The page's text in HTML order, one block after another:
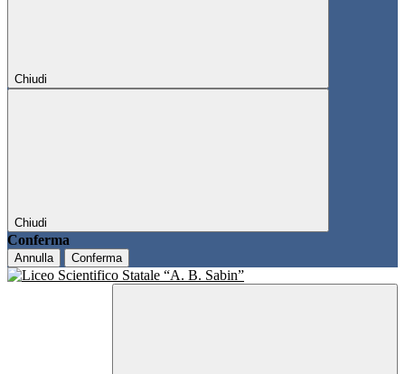
Chiudi
Chiudi
Conferma
Annulla Conferma